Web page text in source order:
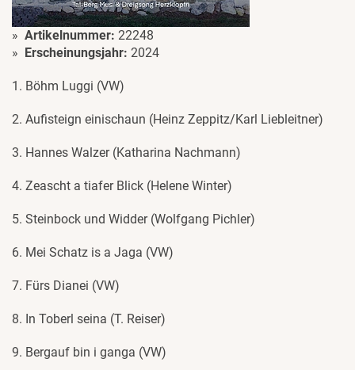
Artikelnummer: 22248
Erscheinungsjahr: 2024
1. Böhm Luggi (VW)
2. Aufisteign einischaun (Heinz Zeppitz/Karl Liebleitner)
3. Hannes Walzer (Katharina Nachmann)
4. Zeascht a tiafer Blick (Helene Winter)
5. Steinbock und Widder (Wolfgang Pichler)
6. Mei Schatz is a Jaga (VW)
7. Fürs Dianei (VW)
8. In Toberl seina (T. Reiser)
9. Bergauf bin i ganga (VW)